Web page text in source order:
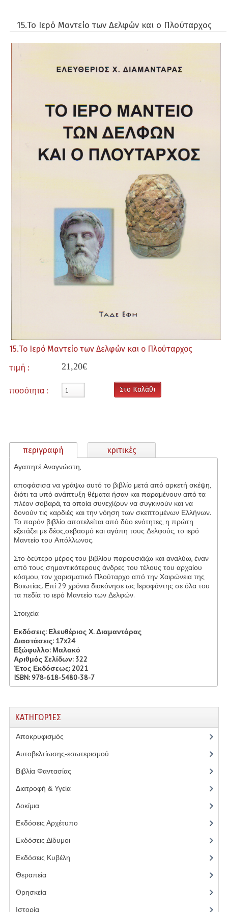
Εκδόσεις Κυβέλη
Θεραπεία
Ιστορία
Μυθιστορήματα
Παραψυχολογία - Μεταφυσική
Ποίηση
Σειρά Μάνιας Μακρή
Σειρά Παπασταύρου Αριστοτέλη
Ταρώ/Τράπουλες - Μαντική
Προσφορές
Δημιουργία Λογαριασμού
Επικοινωνήστε μαζί μας
15.Το Ιερό Μαντείο των Δελφών και ο Πλούταρχος
15.Το Ιερό Μαντείο των Δελφών και ο Πλούταρχος
τιμή :
21,20€
ποσότητα : Στο Καλάθι
περιγραφή κριτικές
Αγαπητέ Αναγνώστη,
αποφάσισα να γράψω αυτό το βιβλίο μετά από αρκετή σκέψη,
διότι τα υπό ανάπτυξη θέματα ήσαν και παραμένουν από τα
πλέον σοβαρά, τα οποία συνεχίζουν να συγκινούν και να
δονούν τις καρδιές και την νόηση των σκεπτομένων Ελλήνων.
Το παρόν βιβλίο αποτελείται από δύο ενότητες, η πρώτη
εξετάζει με δέος,σεβασμό και αγάπη τους Δελφούς, το ιερό
Μαντείο του Απόλλωνος.
Στο δεύτερο μέρος του βιβλίου παρουσιάζω και αναλύω, έναν
από τους σημαντικότερους άνδρες του τέλους του αρχαίου
κόσμου, τον χαρισματικό Πλούταρχο από την Χαιρώνεια της
Βοιωτίας. Επί 29 χρόνια διακόνησε ως Ιεροφάντης σε όλα του
τα πεδία το ιερό Μαντείο των Δελφών.
Στοιχεία
Εκδόσεις: Ελευθέριος Χ. Διαμαντάρας
Διαστάσεις: 17x24
Εξώφυλλο: Μαλακό
Αριθμός Σελίδων: 322
Έτος Εκδόσεως: 2021
ISBN: 978-618-5480-38-7
ΚΑΤΗΓΟΡΊΕΣ
Αποκρυφισμός
Αυτοβελτίωσης-εσωτερισμού
Βιβλία Φαντασίας
Διατροφή & Υγεία(6)
Δοκίμια(1)
Εκδόσεις Αρχέτυπο(5)
Εκδόσεις Δίδυμοι(7)
Εκδόσεις Κυβέλη
Θεραπεία(3)
Θρησκεία(11)
Ιστορία(2)